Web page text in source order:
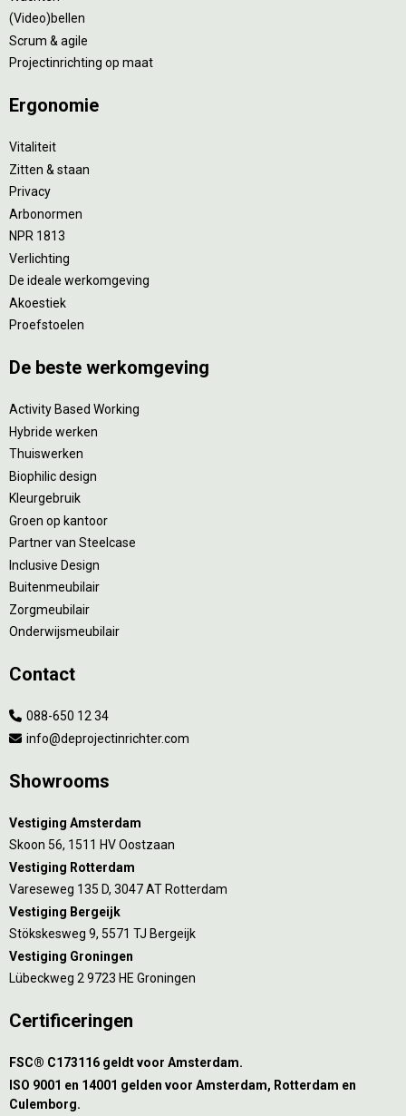
(Video)bellen
Scrum & agile
Projectinrichting op maat
Ergonomie
Vitaliteit
Zitten & staan
Privacy
Arbonormen
NPR 1813
Verlichting
De ideale werkomgeving
Akoestiek
Proefstoelen
De beste werkomgeving
Activity Based Working
Hybride werken
Thuiswerken
Biophilic design
Kleurgebruik
Groen op kantoor
Partner van Steelcase
Inclusive Design
Buitenmeubilair
Zorgmeubilair
Onderwijsmeubilair
Contact
088-650 12 34
info@deprojectinrichter.com
Showrooms
Vestiging Amsterdam
Skoon 56, 1511 HV Oostzaan
Vestiging Rotterdam
Vareseweg 135 D, 3047 AT Rotterdam
Vestiging Bergeijk
Stökskesweg 9, 5571 TJ Bergeijk
Vestiging Groningen
Lübeckweg 2 9723 HE Groningen
Certificeringen
FSC® C173116 geldt voor Amsterdam.
ISO 9001 en 14001 gelden voor Amsterdam, Rotterdam en
Culemborg.